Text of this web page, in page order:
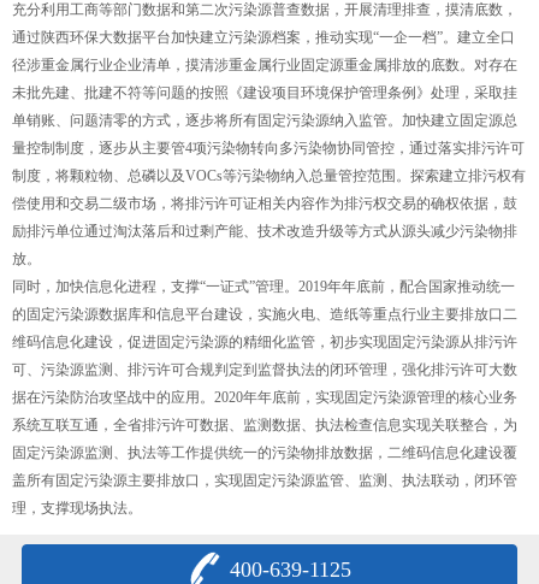
充分利用工商等部门数据和第二次污染源普查数据，开展清理排查，摸清底数，
通过陕西环保大数据平台加快建立污染源档案，推动实现“一企一档”。建立全口
径涉重金属行业企业清单，摸清涉重金属行业固定源重金属排放的底数。对存在
未批先建、批建不符等问题的按照《建设项目环境保护管理条例》处理，采取挂
单销账、问题清零的方式，逐步将所有固定污染源纳入监管。加快建立固定源总
量控制制度，逐步从主要管4项污染物转向多污染物协同管控，通过落实排污许可
制度，将颗粒物、总磷以及VOCs等污染物纳入总量管控范围。探索建立排污权有
偿使用和交易二级市场，将排污许可证相关内容作为排污权交易的确权依据，鼓
励排污单位通过淘汰落后和过剩产能、技术改造升级等方式从源头减少污染物排
放。
同时，加快信息化进程，支撑“一证式”管理。2019年年底前，配合国家推动统一
的固定污染源数据库和信息平台建设，实施火电、造纸等重点行业主要排放口二
维码信息化建设，促进固定污染源的精细化监管，初步实现固定污染源从排污许
可、污染源监测、排污许可合规判定到监督执法的闭环管理，强化排污许可大数
据在污染防治攻坚战中的应用。2020年年底前，实现固定污染源管理的核心业务
系统互联互通，全省排污许可数据、监测数据、执法检查信息实现关联整合，为
固定污染源监测、执法等工作提供统一的污染物排放数据，二维码信息化建设覆
盖所有固定污染源主要排放口，实现固定污染源监管、监测、执法联动，闭环管
理，支撑现场执法。
400-639-1125